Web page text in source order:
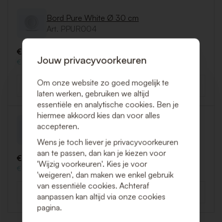
Bord Pure White Ø 30 cm
Art. PPUR004
€ 0,82 (Excl. BTW)
€ 0,99 (Incl. BTW)
Aantal
Diep bord Pure White 24 cm H 4.5 cm
€ 0,82 (Excl. BTW)
€ 0,99 (Incl. BTW)
Aantal
Jouw privacyvoorkeuren
Om onze website zo goed mogelijk te
laten werken, gebruiken we altijd
essentiële en analytische cookies. Ben je
hiermee akkoord kies dan voor alles
accepteren.
Wens je toch liever je privacyvoorkeuren
aan te passen, dan kan je kiezen voor
'Wijzig voorkeuren'. Kies je voor
'weigeren', dan maken we enkel gebruik
van essentiële cookies. Achteraf
aanpassen kan altijd via onze cookies
pagina.